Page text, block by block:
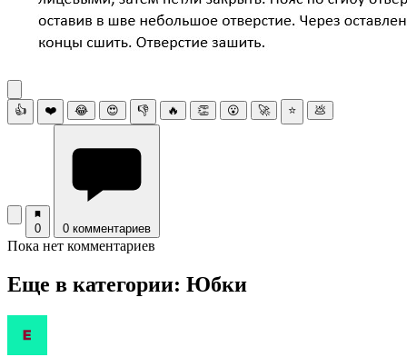
👍 ❤️ 😂 😍 👎 🔥 👏 😮 🚀 ⭐ 💩
0 0 комментариев
Пока нет комментариев
Еще в категории: Юбки